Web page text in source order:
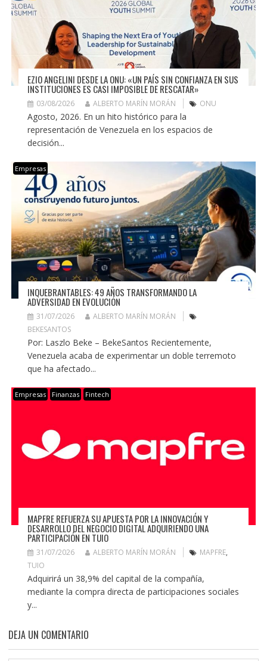
EZIO ANGELINI DESDE LA ONU: «UN PAÍS SIN CONFIANZA EN SUS
INSTITUCIONES ES CASI IMPOSIBLE DE RESCATAR»
03/08/2026 ALBERTO MARÍN MORÁN ONU
Agosto, 2026. En un hito histórico para la
representación de Venezuela en los espacios de
decisión...
Empresas
INQUEBRANTABLES: 49 AÑOS TRANSFORMANDO LA
ADVERSIDAD EN EVOLUCIÓN
31/07/2026
ALBERTO MARÍN MORÁN
BEKESANTOS
Por: Laszlo Beke – BekeSantos Recientemente,
Venezuela acaba de experimentar un doble terremoto
que ha afectado...
Empresas Finanzas Fintech
MAPFRE REFUERZA SU APUESTA POR LA INNOVACIÓN Y
DESARROLLO DEL NEGOCIO DIGITAL ADQUIRIENDO UNA
PARTICIPACIÓN EN TUIO
31/07/2026 ALBERTO MARÍN MORÁN MAPFRE,
TUIO
Adquirirá un 38,9% del capital de la compañía,
mediante la compra directa de participaciones sociales
y...
DEJA UN COMENTARIO